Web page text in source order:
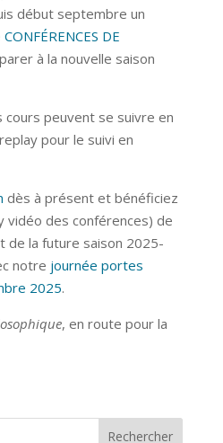
début septembre un
CONFÉRENCES DE
à la nouvelle saison
cours peuvent se suivre en
pour le suivi en
dès à présent et bénéficiez
vidéo des conférences) de
de la future saison 2025-
notre journée portes
2025.
, en route pour la